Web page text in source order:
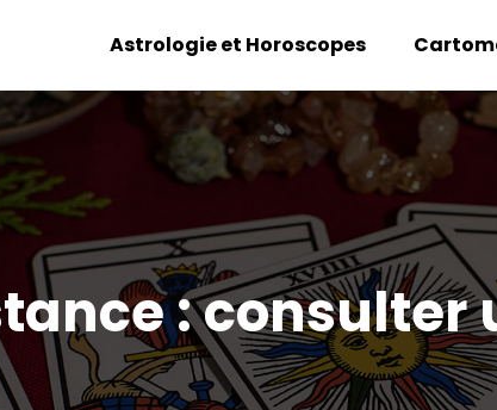
Astrologie et Horoscopes
: